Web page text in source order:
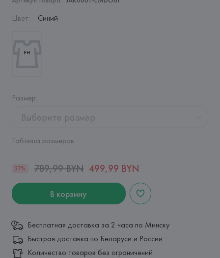
Цвет: Синий
Размер:
Выберите размер
Таблица размеров
37% 789,99 BYN 499,99 BYN
В корзину
Бесплатная доставка за 2 часа по Минску
Быстрая доставка по Беларуси и России
Количество товаров без ограничений